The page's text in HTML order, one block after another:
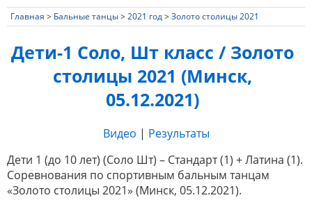
Главная > Бальные танцы>2021 год>Золото столицы 2021
Дети-1 Соло, Шт класс / Золото
столицы 2021 (Минск,
05.12.2021)
Видео | Результаты
Дети 1 (до 10 лет) (Соло Шт) – Стандарт (1) + Латина (1).
Соревнования по спортивным бальным танцам
«Золото столицы 2021» (Минск, 05.12.2021).